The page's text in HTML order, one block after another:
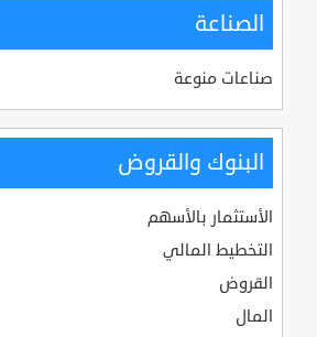
الصناعة
صناعات منوعة
البنوك والقروض
الأستثمار بالأسهم
التخطيط المالي
القروض
المال